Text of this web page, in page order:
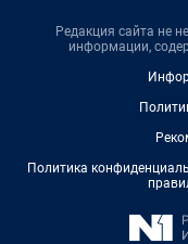
Редакция сайта не
информации,
Политика